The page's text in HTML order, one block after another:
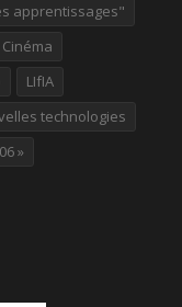
apprentissages"
Cinéma
LIfIA
technologies
»